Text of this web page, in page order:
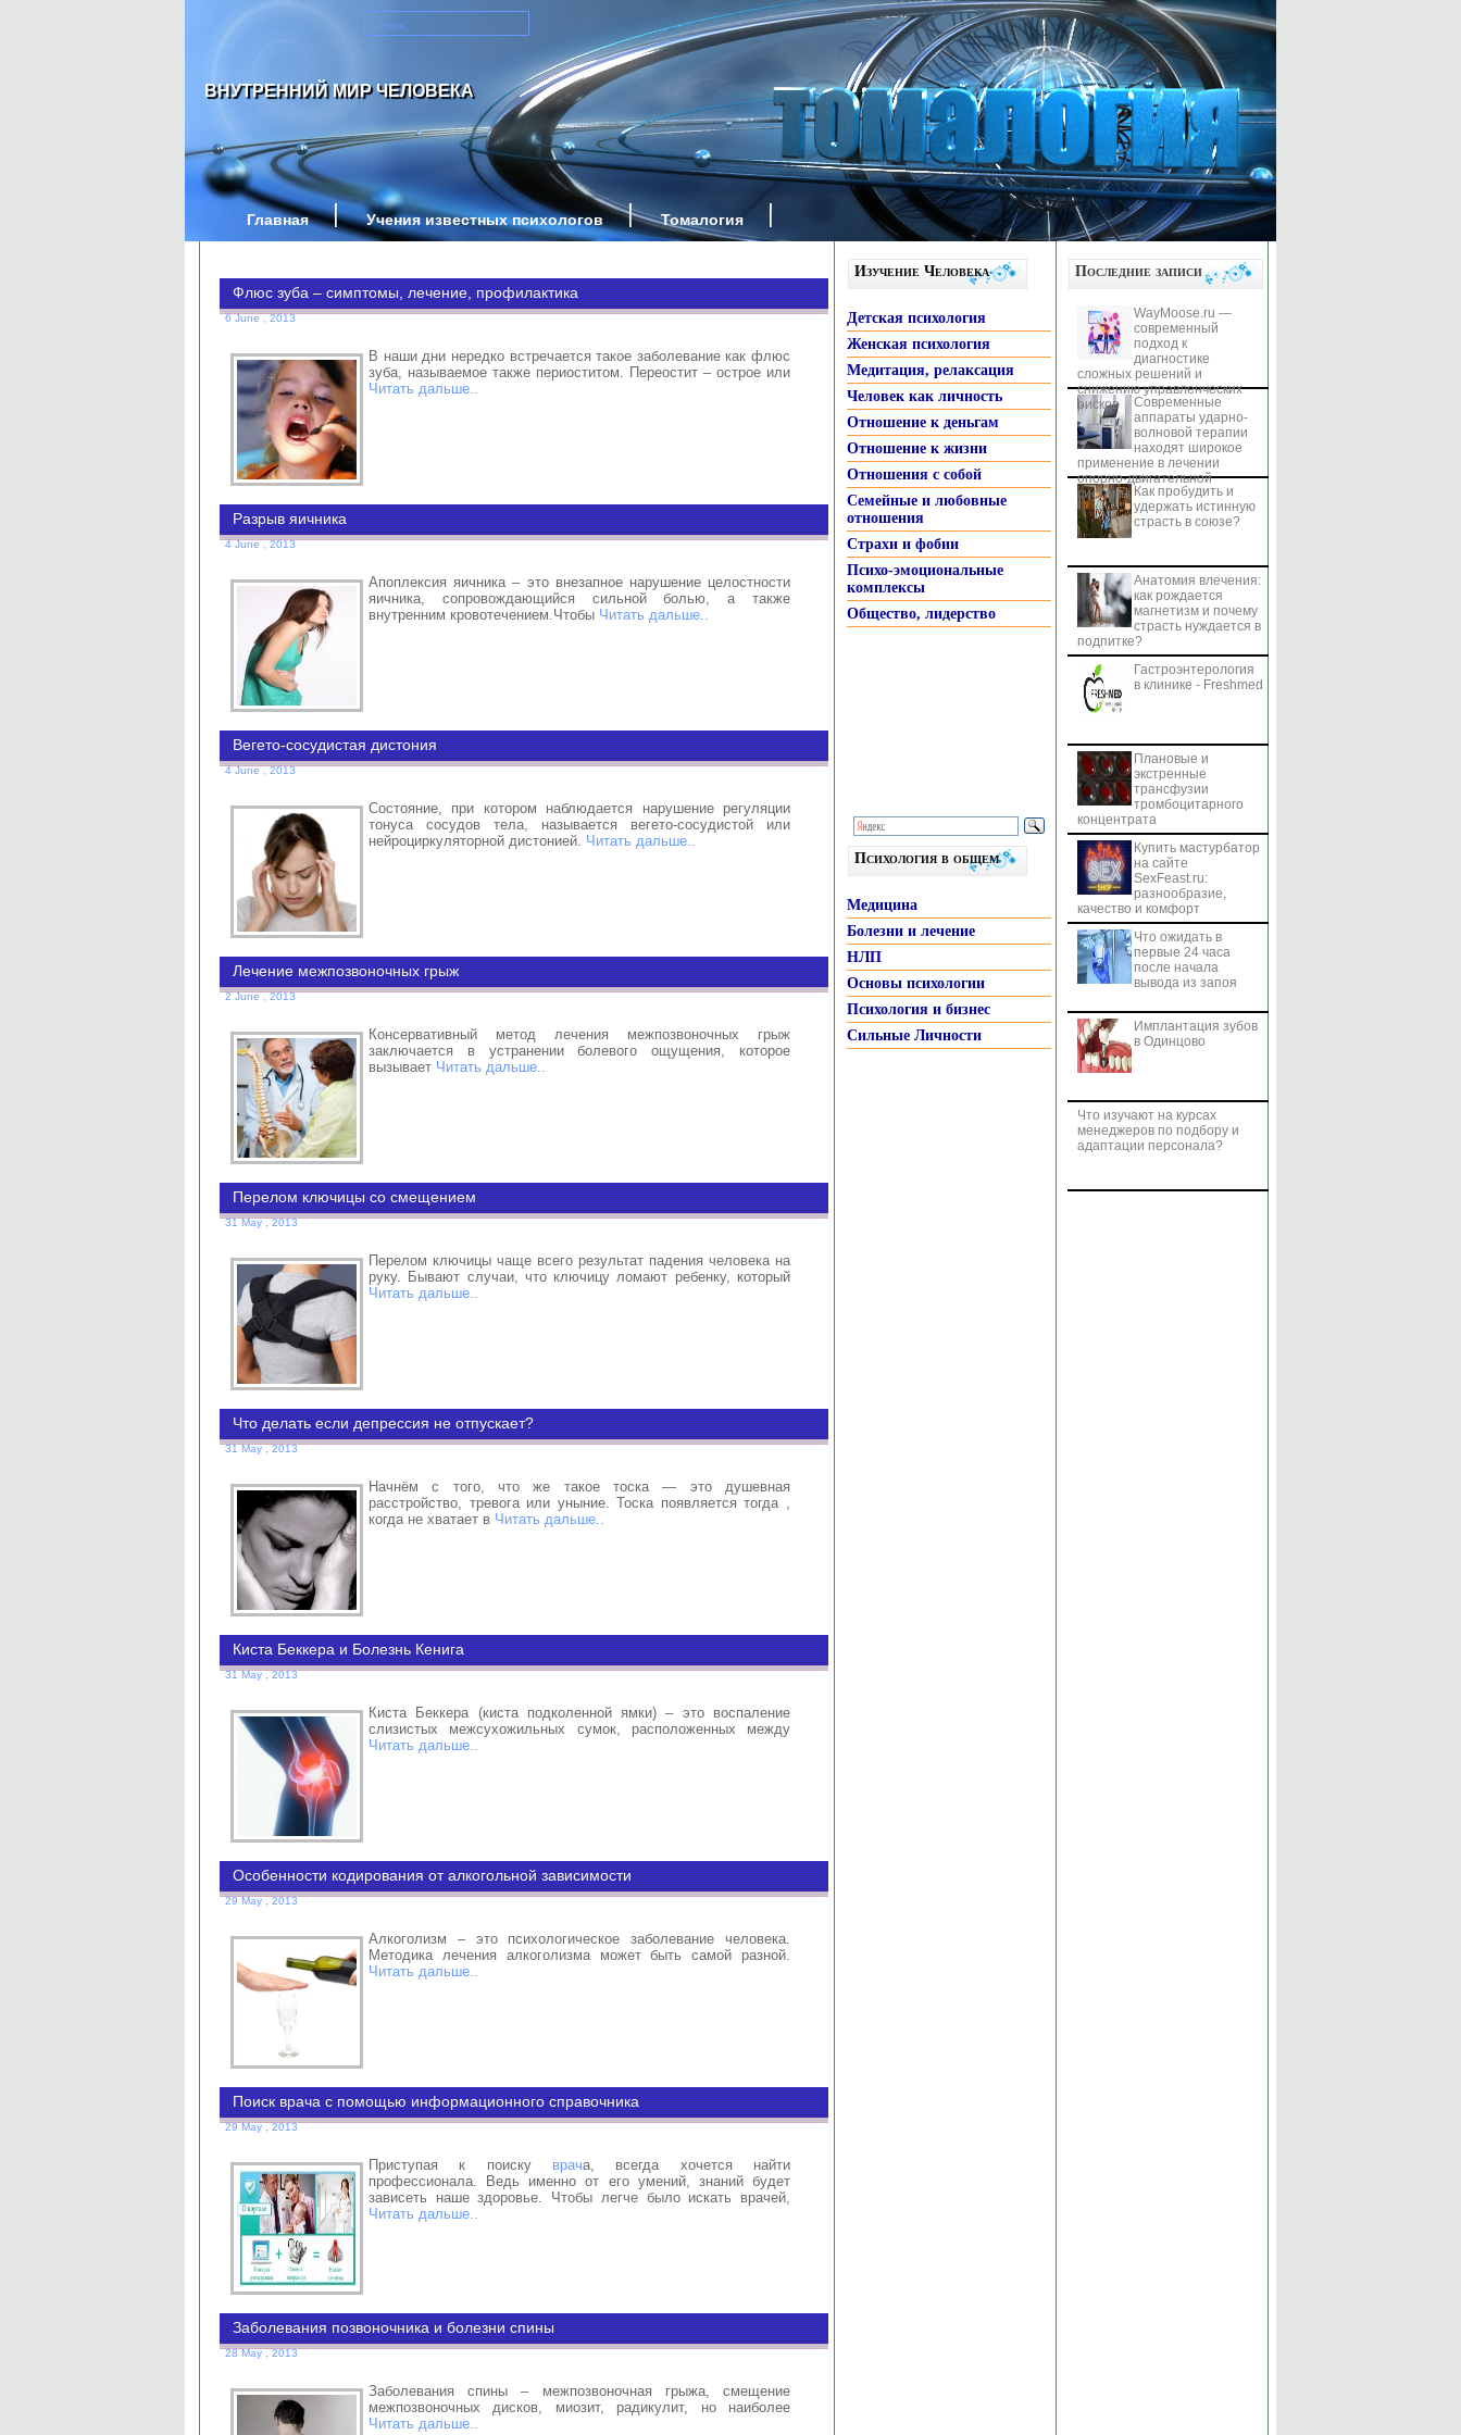
ВНУТРЕННИЙ МИР ЧЕЛОВЕКА
Главная Учения известных психологов Томалогия
Флюс зуба – симптомы, лечение, профилактика
6 June , 2013
В наши дни нередко встречается такое заболевание как флюс
зуба, называемое также периоститом. Переостит – острое или
Читать дальше..
Разрыв яичника
4 June , 2013
Апоплексия яичника – это внезапное нарушение целостности
яичника, сопровождающийся сильной болью, а также
внутренним кровотечением.Чтобы Читать дальше..
Вегето-сосудистая дистония
4 June , 2013
Состояние, при котором наблюдается нарушение регуляции
тонуса сосудов тела, называется вегето-сосудистой или
нейроциркуляторной дистонией. Читать дальше..
Лечение межпозвоночных грыж
2 June , 2013
Консервативный метод лечения межпозвоночных грыж
заключается в устранении болевого ощущения, которое
вызывает Читать дальше..
Перелом ключицы со смещением
31 May , 2013
Перелом ключицы чаще всего результат падения человека на
руку. Бывают случаи, что ключицу ломают ребенку, который
Читать дальше..
Что делать если депрессия не отпускает?
31 May , 2013
Начнём с того, что же такое тоска — это душевная
расстройство, тревога или уныние. Тоска появляется тогда ,
когда не хватает в Читать дальше..
Киста Беккера и Болезнь Кенига
31 May , 2013
Киста Беккера (киста подколенной ямки) – это воспаление
слизистых межсухожильных сумок, расположенных между
Читать дальше..
Особенности кодирования от алкогольной зависимости
29 May , 2013
Алкоголизм – это психологическое заболевание человека.
Методика лечения алкоголизма может быть самой разной.
Читать дальше..
Поиск врача с помощью информационного справочника
29 May , 2013
Приступая к поиску врача, всегда хочется найти
профессионала. Ведь именно от его умений, знаний будет
зависеть наше здоровье. Чтобы легче было искать врачей,
Читать дальше..
Заболевания позвоночника и болезни спины
28 May , 2013
Заболевания спины – межпозвоночная грыжа, смещение
межпозвоночных дисков, миозит, радикулит, но наиболее
Читать дальше..
Изучение Человека
Детская психология
Женская психология
Медитация, релаксация
Человек как личность
Отношение к деньгам
Отношение к жизни
Отношения с собой
Семейные и любовные
отношения
Страхи и фобии
Психо-эмоциональные
комплексы
Общество, лидерство
Психология в общем
Медицина
Болезни и лечение
НЛП
Основы психологии
Психология и бизнес
Сильные Личности
Последние записи
WayMoose.ru —
современный
подход к
диагностике
сложных решений и
снижению управленческих
рисков
Современные
аппараты ударно-
волновой терапии
находят широкое
применение в лечении
опорно-двигательной
системы Как пробудить и
удержать истинную
страсть в союзе?
Анатомия влечения:
как рождается
магнетизм и почему
страсть нуждается в
подпитке?
Гастроэнтерология
в клинике - Freshmed
Плановые и
экстренные
трансфузии
тромбоцитарного
концентрата
Купить мастурбатор
на сайте
SexFeast.ru:
разнообразие,
качество и комфорт
Что ожидать в
первые 24 часа
после начала
вывода из запоя
Имплантация зубов
в Одинцово
Что изучают на курсах
менеджеров по подбору и
адаптации персонала?